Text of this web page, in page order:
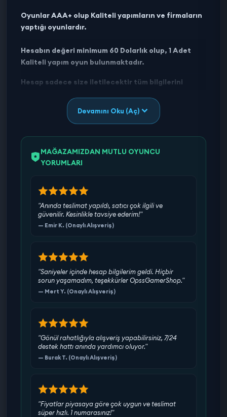
Oyunlar AAA+ olup Kaliteli yapımların ve firmaların
yaptığı oyunlardır.
Hesabın değeri minimum 60 Dolarlık olup, 1 Adet
Kaliteli yapım oyun bulunmaktadır.
Hesap sadece size iletilecektir tüm bilgilerini
Tüm hesaplarımız garantilidir ve herhangi bir sorun
yaşamanız durumunda destek sağlanır.
Devamını Oku (Aç)
MAĞAZAMIZDAN MUTLU OYUNCU
YORUMLARI
"Anında teslimat yapıldı, satıcı çok ilgili ve
güvenilir. Kesinlikle tavsiye ederim!"
— Emir K. (Onaylı Alışveriş)
"Saniyeler içinde hesap bilgilerim geldi. Hiçbir
sorun yaşamadım, teşekkürler OpssGamerShop."
— Mert Y. (Onaylı Alışveriş)
"Gönül rahatlığıyla alışveriş yapabilirsiniz, 7/24
destek hattı anında yardımcı oluyor."
— Burak T. (Onaylı Alışveriş)
"Fiyatlar piyasaya göre çok uygun ve teslimat
süper hızlı. 1 numarasınız!"